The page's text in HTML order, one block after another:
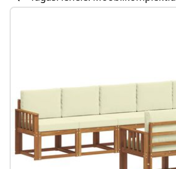
#sharemevidaxl